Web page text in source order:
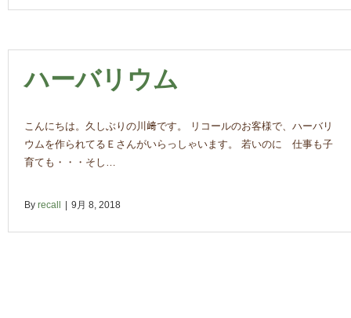
ハーバリウム
こんにちは。久しぶりの川﨑です。 リコールのお客様で、ハーバリ
ウムを作られてるＥさんがいらっしゃいます。 若いのに 仕事も子
育ても・・・そし…
By recall 9月 8, 2018